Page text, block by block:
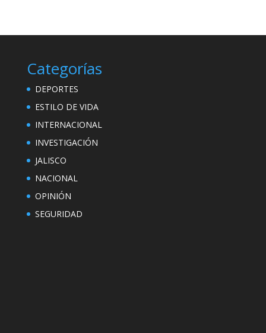
Categorías
DEPORTES
ESTILO DE VIDA
INTERNACIONAL
INVESTIGACIÓN
JALISCO
NACIONAL
OPINIÓN
SEGURIDAD